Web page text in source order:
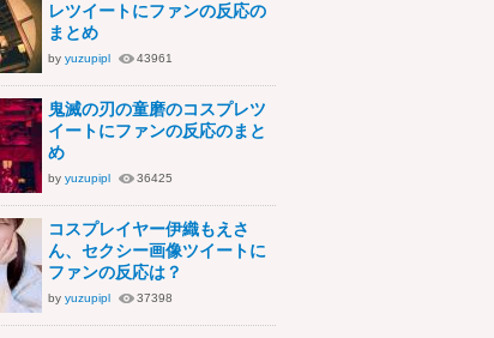
レツイートにファンの反応の
まとめ
by yuzupipl 43961
鬼滅の刃の童磨のコスプレツ
イートにファンの反応のまと
め
by yuzupipl 36425
コスプレイヤー伊織もえさ
ん、セクシー画像ツイートに
ファンの反応は？
by yuzupipl 37398